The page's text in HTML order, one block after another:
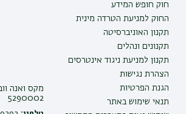
חוק חופש המידע
החוק למניעת הטרדה מינית
תקנון האוניברסיטה
תקנונים ונהלים
תקנון למניעת ניגוד אינטרסים
הצהרת נגישות
הגנת הפרטיות
תנאי שימוש באתר
מקס ואנה
5290002